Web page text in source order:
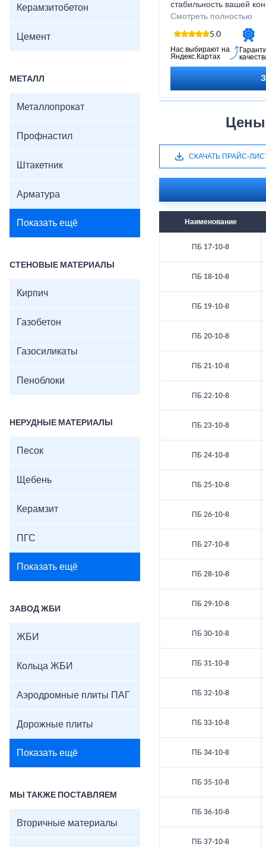
Керамзитобетон
Цемент
МЕТАЛЛ
Металлопрокат
Профнастил
Штакетник
Арматура
Показать ещё
СТЕНОВЫЕ МАТЕРИАЛЫ
Кирпич
Газобетон
Газосиликаты
Пеноблоки
НЕРУДНЫЕ МАТЕРИАЛЫ
Песок
Щебень
Керамзит
ПГС
Показать ещё
ЗАВОД ЖБИ
ЖБИ
Кольца ЖБИ
Аэродромные плиты ПАГ
Дорожные плиты
Показать ещё
МЫ ТАКЖЕ ПОСТАВЛЯЕМ
Вторичные материалы
стабильность вашей
строите ли вы дом,
наши бетонные плиты
выбором для вашего
создать прочную и
прослужит вам долгие
Смотреть полностью
5.0
Нас выбирают на
Яндекс.Картах
СКАЧАТЬ ПРАЙС-
Наименование
ПБ 17-10-8
ПБ 18-10-8
ПБ 19-10-8
ПБ 20-10-8
ПБ 21-10-8
ПБ 22-10-8
ПБ 23-10-8
ПБ 24-10-8
ПБ 25-10-8
ПБ 26-10-8
ПБ 27-10-8
ПБ 28-10-8
ПБ 29-10-8
ПБ 30-10-8
ПБ 31-10-8
ПБ 32-10-8
ПБ 33-10-8
ПБ 34-10-8
ПБ 35-10-8
ПБ 36-10-8
ПБ 37-10-8